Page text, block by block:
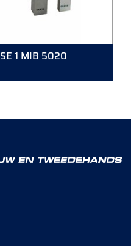
1 MIB 5020